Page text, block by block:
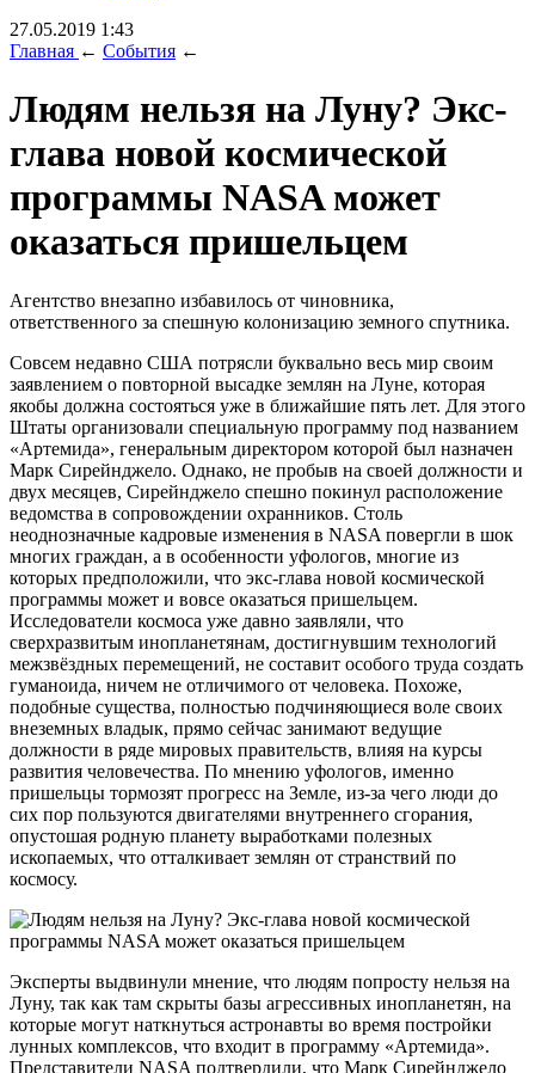
27.05.2019 1:43
Главная ← События ←
Людям нельзя на Луну? Экс-
глава новой космической
программы NASA может
оказаться пришельцем
Агентство внезапно избавилось от чиновника,
ответственного за спешную колонизацию земного спутника.
Совсем недавно США потрясли буквально весь мир своим
заявлением о повторной высадке землян на Луне, которая
якобы должна состояться уже в ближайшие пять лет. Для этого
Штаты организовали специальную программу под названием
«Артемида», генеральным директором которой был назначен
Марк Сирейнджело. Однако, не пробыв на своей должности и
двух месяцев, Сирейнджело спешно покинул расположение
ведомства в сопровождении охранников. Столь
неоднозначные кадровые изменения в NASA повергли в шок
многих граждан, а в особенности уфологов, многие из
которых предположили, что экс-глава новой космической
программы может и вовсе оказаться пришельцем.
Исследователи космоса уже давно заявляли, что
сверхразвитым инопланетянам, достигнувшим технологий
межзвёздных перемещений, не составит особого труда создать
гуманоида, ничем не отличимого от человека. Похоже,
подобные существа, полностью подчиняющиеся воле своих
внеземных владык, прямо сейчас занимают ведущие
должности в ряде мировых правительств, влияя на курсы
развития человечества. По мнению уфологов, именно
пришельцы тормозят прогресс на Земле, из-за чего люди до
сих пор пользуются двигателями внутреннего сгорания,
опустошая родную планету выработками полезных
ископаемых, что отталкивает землян от странствий по
космосу.
Эксперты выдвинули мнение, что людям попросту нельзя на
Луну, так как там скрыты базы агрессивных инопланетян, на
которые могут наткнуться астронавты во время постройки
лунных комплексов, что входит в программу «Артемида».
Представители NASA подтвердили, что Марк Сирейнджело